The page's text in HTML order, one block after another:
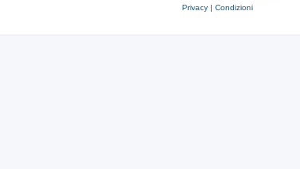
Privacy | Condizioni